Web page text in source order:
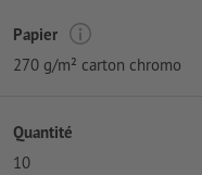
Papier
270 g/m² carton chromo
Quantité
10